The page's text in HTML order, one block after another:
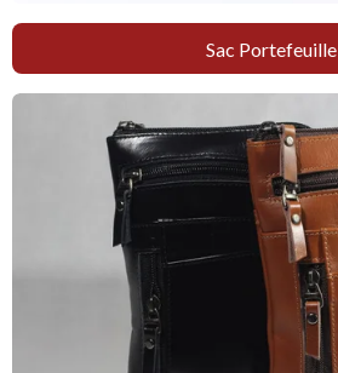
Sac Portefeuille